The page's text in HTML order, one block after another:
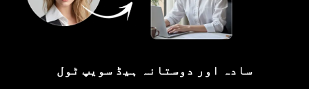
سادہ اور دوستانہ ہیڈ سویپ ٹول